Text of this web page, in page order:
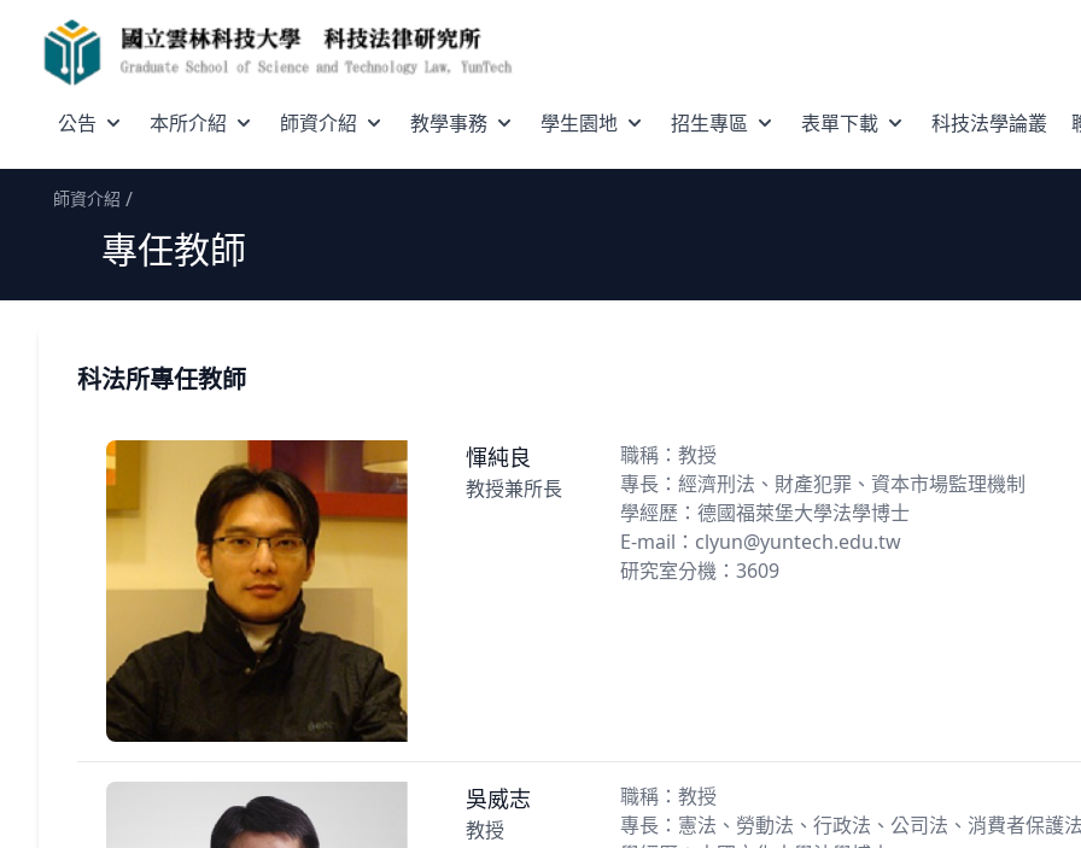
公告 本所介紹 師資介紹 教學事務 學生園地 招生專區 表單下載 科技法學論叢
師資介紹 /
專任教師
科法所專任教師
惲純良
教授兼所長
職稱：教授
專長：經濟刑法、財產犯罪、資本市場監理機制
學經歷：德國福萊堡大學法學博士
E-mail：clyun@yuntech.edu.tw
研究室分機：3609
吳威志
教授
職稱：教授
專長：憲法、勞動法、行政法、公司法、消費者保護